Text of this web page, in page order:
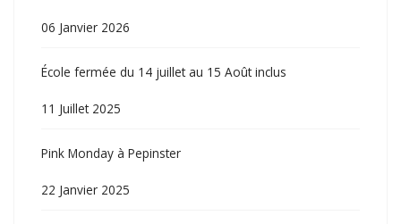
06 Janvier 2026
École fermée du 14 juillet au 15 Août inclus
11 Juillet 2025
Pink Monday à Pepinster
22 Janvier 2025